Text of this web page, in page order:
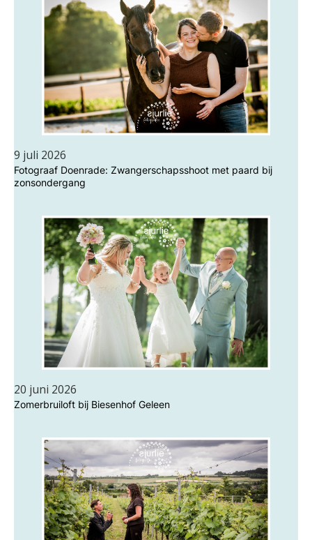
9 juli 2026
Fotograaf Doenrade: Zwangerschapsshoot met paard bij
zonsondergang
20 juni 2026
Zomerbruiloft bij Biesenhof Geleen